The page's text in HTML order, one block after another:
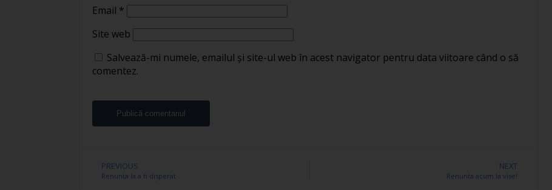
Email *
Site web
Salvează-mi numele, emailul și site-ul web în acest navigator pentru data viitoare când o să
comentez.
PREVIOUS
Renunta la a fi disperat
NEXT
Renunta acum la vise!